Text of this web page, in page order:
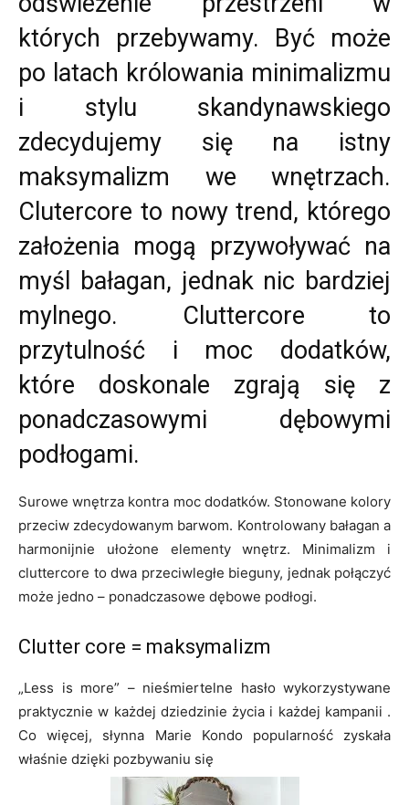
których przebywamy. Być może
po latach królowania minimalizmu
i stylu skandynawskiego
zdecydujemy się na istny
maksymalizm we wnętrzach.
Clutercore to nowy trend, którego
założenia mogą przywoływać na
myśl bałagan, jednak nic bardziej
mylnego. Cluttercore to
przytulność i moc dodatków,
które doskonale zgrają się z
ponadczasowymi dębowymi
podłogami.
Surowe wnętrza kontra moc dodatków. Stonowane kolory
przeciw zdecydowanym barwom. Kontrolowany bałagan a
harmonijnie ułożone elementy wnętrz. Minimalizm i
cluttercore to dwa przeciwległe bieguny, jednak połączyć
może jedno – ponadczasowe dębowe podłogi.
Clutter core = maksymalizm
„Less is more” – nieśmiertelne hasło wykorzystywane
praktycznie w każdej dziedzinie życia i każdej kampanii .
Co więcej, słynna Marie Kondo popularność zyskała
właśnie dzięki pozbywaniu się